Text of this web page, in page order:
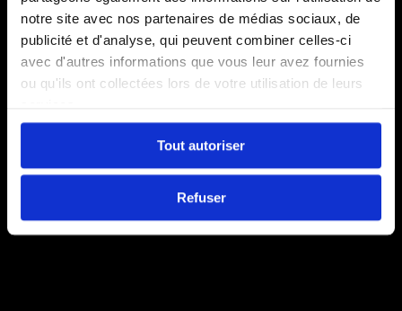
notre site avec nos partenaires de médias sociaux, de
publicité et d'analyse, qui peuvent combiner celles-ci
avec d'autres informations que vous leur avez fournies
ou qu'ils ont collectées lors de votre utilisation de leurs
Tout autoriser
Refuser